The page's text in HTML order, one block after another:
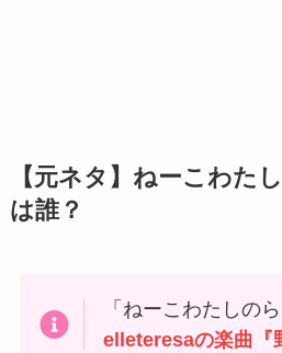
【元ネタ】ねーこわた
は誰？
「ねーこわたしの
elleteresaの楽曲『